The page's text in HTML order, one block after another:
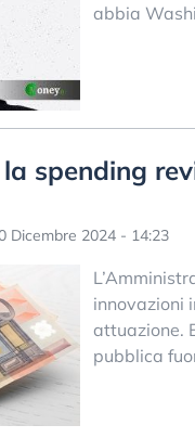
abbia
spending
Dicembre 2024 - 14:23
innovazioni
attuazione.
pubblica